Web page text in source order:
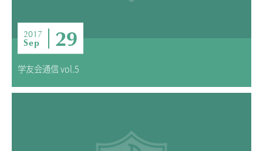
2017
Sep 29
学友会通信 vol.5